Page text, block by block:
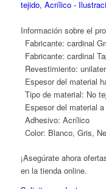
Información sobre el
Fabricante: cardinal
Fabricante: cardinal
Revestimiento:
Espesor del material
Tipo de material: No
Espesor del material
Adhesivo: Acrílico
Color: Blanco, Gris,
¡Asegúrate ahora
en la tienda online.